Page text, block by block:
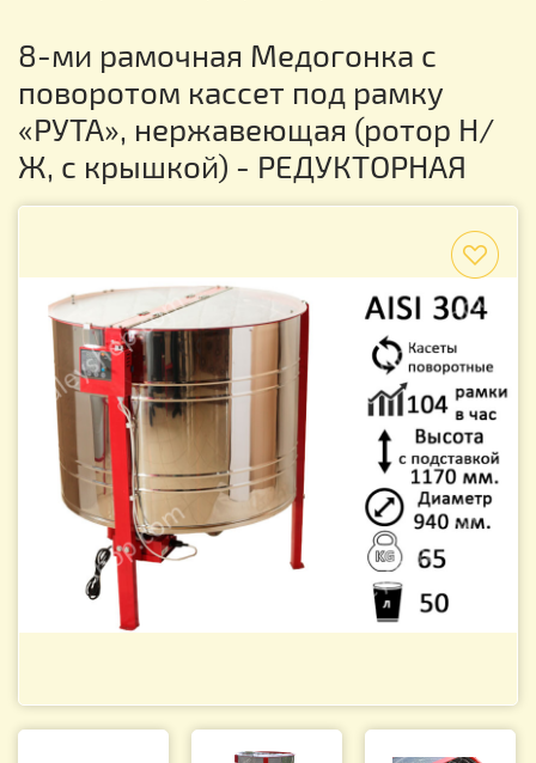
8-ми рамочная Медогонка с
поворотом кассет под рамку
«РУТА», нержавеющая (ротор Н/
Ж, с крышкой) - РЕДУКТОРНАЯ